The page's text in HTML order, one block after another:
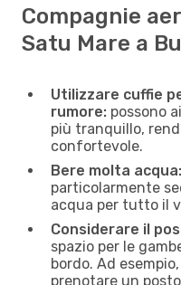
Compagnie
Satu Mare a
Utilizzare cuffie
rumore: possono
più tranquillo,
confortevole.
Bere molta acqua:
particolarmente
acqua per tutto il
Considerare il
spazio per le
bordo. Ad
prenotare un